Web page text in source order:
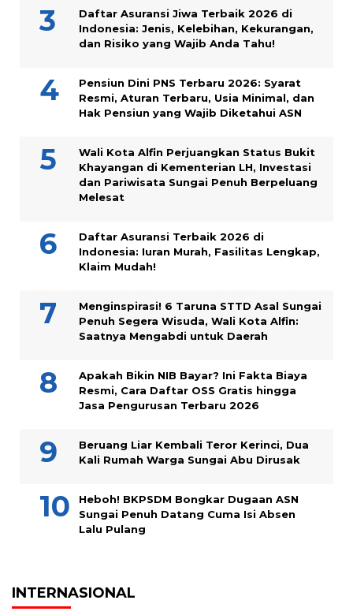
Daftar Asuransi Jiwa Terbaik 2026 di
Indonesia: Jenis, Kelebihan, Kekurangan,
dan Risiko yang Wajib Anda Tahu!
Pensiun Dini PNS Terbaru 2026: Syarat
Resmi, Aturan Terbaru, Usia Minimal, dan
Hak Pensiun yang Wajib Diketahui ASN
Wali Kota Alfin Perjuangkan Status Bukit
Khayangan di Kementerian LH, Investasi
dan Pariwisata Sungai Penuh Berpeluang
Melesat
Daftar Asuransi Terbaik 2026 di
Indonesia: Iuran Murah, Fasilitas Lengkap,
Klaim Mudah!
Menginspirasi! 6 Taruna STTD Asal Sungai
Penuh Segera Wisuda, Wali Kota Alfin:
Saatnya Mengabdi untuk Daerah
Apakah Bikin NIB Bayar? Ini Fakta Biaya
Resmi, Cara Daftar OSS Gratis hingga
Jasa Pengurusan Terbaru 2026
Beruang Liar Kembali Teror Kerinci, Dua
Kali Rumah Warga Sungai Abu Dirusak
Heboh! BKPSDM Bongkar Dugaan ASN
Sungai Penuh Datang Cuma Isi Absen
Lalu Pulang
INTERNASIONAL